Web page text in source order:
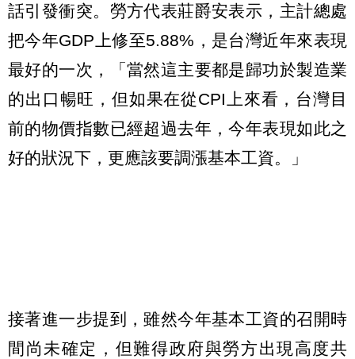
話引發衝突。勞方代表莊爵安表示，主計總處
把今年GDP上修至5.88%，是台灣近年來表現
最好的一次，「當然這主要都是歸功於製造業
的出口暢旺，但如果在從CPI上來看，台灣目
前的物價指數已經超過去年，今年表現如此之
好的狀況下，更應該要調漲基本工資。」
接著進一步提到，雖然今年基本工資的召開時
間尚未確定，但難得政府與勞方出現高度共